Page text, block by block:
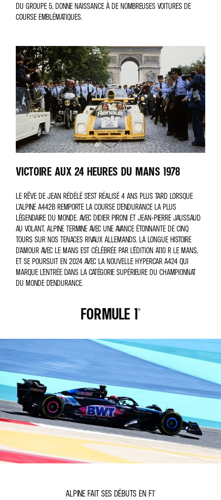
DU GROUPE 5, DONNE NAISSANCE À DE NOMBREUSES VOITURES DE
COURSE EMBLÉMATIQUES.
VICTOIRE AUX 24 HEURES DU MANS 1978
LE RÊVE DE JEAN RÉDÉLÉ S’EST RÉALISÉ 4 ANS PLUS TARD LORSQUE
L’ALPINE A442B REMPORTE LA COURSE D’ENDURANCE LA PLUS
LÉGENDAIRE DU MONDE. AVEC DIDIER PIRONI ET JEAN-PIERRE JAUSSAUD
AU VOLANT, ALPINE TERMINE AVEC UNE AVANCE ÉTONNANTE DE CINQ
TOURS SUR NOS TENACES RIVAUX ALLEMANDS. LA LONGUE HISTOIRE
D’AMOUR AVEC LE MANS EST CÉLÉBRÉE PAR L’ÉDITION A110 R LE MANS,
ET SE POURSUIT EN 2024 AVEC LA NOUVELLE HYPERCAR A424 QUI
MARQUE L’ENTRÉE DANS LA CATÉGORIE SUPÉRIEURE DU CHAMPIONNAT
DU MONDE D’ENDURANCE.
FORMULE 1®
ALPINE FAIT SES DÉBUTS EN F1®